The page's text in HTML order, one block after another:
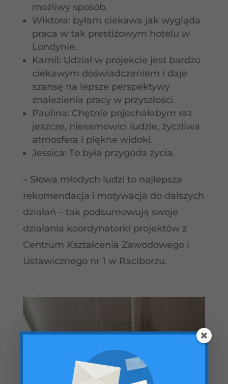
możliwy sposób.
Wiktora: byłam ciekawa jak wygląda
praca w tak prestiżowym hotelu w
Londynie.
Kamil: Udział w projekcie jest bardzo
ciekawym doświadczeniem i daje
szansę na lepsze perspektywy
znalezienia pracy w przyszłości.
Paulina: Chętnie pojechałabym raz
jeszcze, niesamowici ludzie, życzliwa
atmosfera i piękne widoki.
Jessica: To była przygoda życia.
– Słowa młodych ludzi to najlepsza
rekomendacja i motywacja do dalszych
działań – tak podsumowują swoje
działania koordynatorki projektów z
Centrum Kształcenia Zawodowego i
Ustawicznego nr 1 w Raciborzu.